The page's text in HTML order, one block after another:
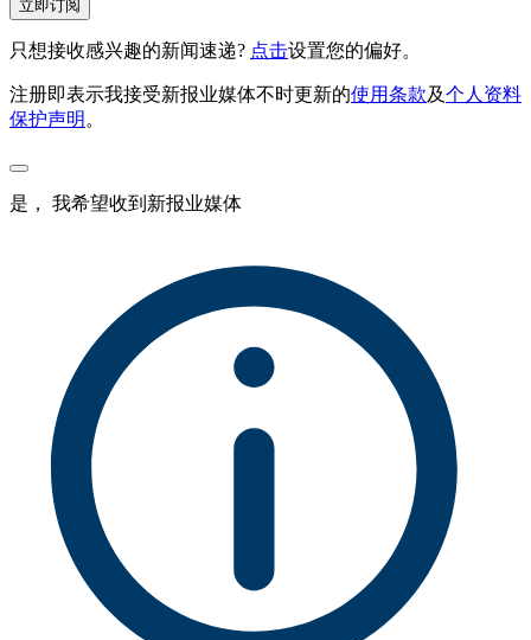
立即订阅
只想接收感兴趣的新闻速递? 点击设置您的偏好。
注册即表示我接受新报业媒体不时更新的使用条款及个人资料
保护声明 。
是， 我希望收到新报业媒体